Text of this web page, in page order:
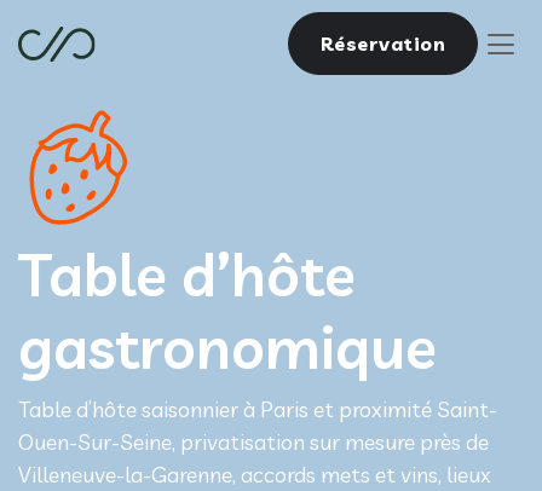
Réservation
Table d’hôte
gastronomique
Table d’hôte saisonnier à Paris et proximité Saint-
Ouen-Sur-Seine, privatisation sur mesure près de
Villeneuve-la-Garenne, accords mets et vins, lieux